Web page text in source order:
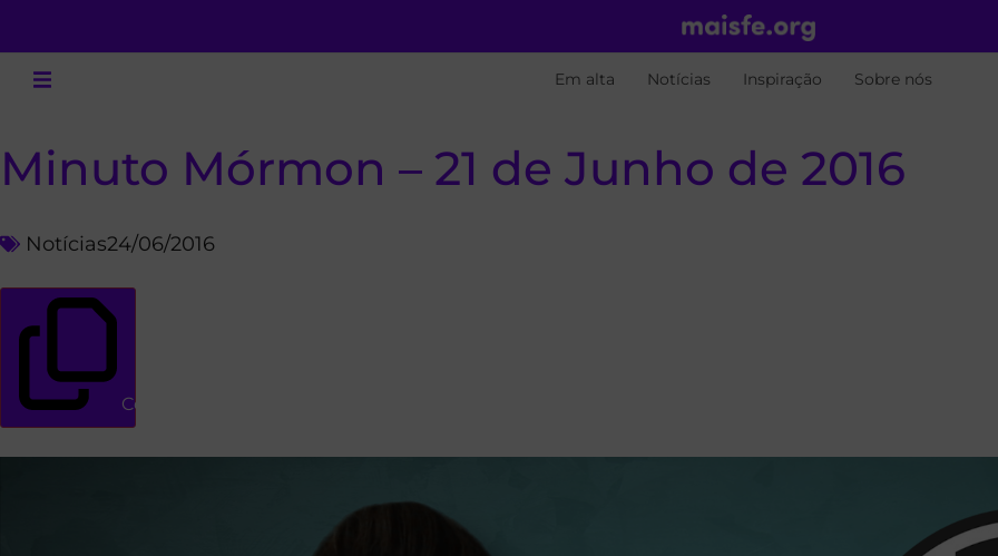
Em alta Notícias Inspiração Sobre nós
Minuto Mórmon – 21 de Junho de 2016
Notícias24/06/2016
Copiar link